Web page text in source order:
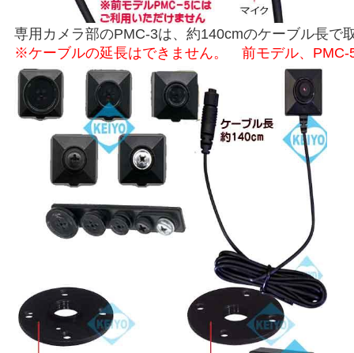
専用カメラ部のPMC-3は、約140cmのケーブル長で
※ケーブルの延長はできません。 前モデル、PMC-